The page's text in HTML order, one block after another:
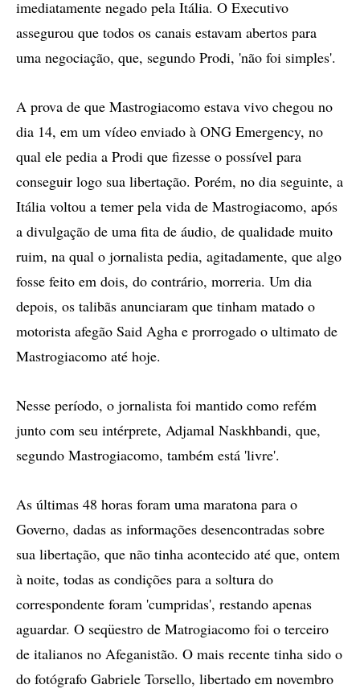
imediatamente negado pela Itália. O Executivo
assegurou que todos os canais estavam abertos para
uma negociação, que, segundo Prodi, 'não foi simples'.
A prova de que Mastrogiacomo estava vivo chegou no
dia 14, em um vídeo enviado à ONG Emergency, no
qual ele pedia a Prodi que fizesse o possível para
conseguir logo sua libertação. Porém, no dia seguinte, a
Itália voltou a temer pela vida de Mastrogiacomo, após
a divulgação de uma fita de áudio, de qualidade muito
ruim, na qual o jornalista pedia, agitadamente, que algo
fosse feito em dois, do contrário, morreria. Um dia
depois, os talibãs anunciaram que tinham matado o
motorista afegão Said Agha e prorrogado o ultimato de
Mastrogiacomo até hoje.
Nesse período, o jornalista foi mantido como refém
junto com seu intérprete, Adjamal Naskhbandi, que,
segundo Mastrogiacomo, também está 'livre'.
As últimas 48 horas foram uma maratona para o
Governo, dadas as informações desencontradas sobre
sua libertação, que não tinha acontecido até que, ontem
à noite, todas as condições para a soltura do
correspondente foram 'cumpridas', restando apenas
aguardar. O seqüestro de Matrogiacomo foi o terceiro
de italianos no Afeganistão. O mais recente tinha sido o
do fotógrafo Gabriele Torsello, libertado em novembro